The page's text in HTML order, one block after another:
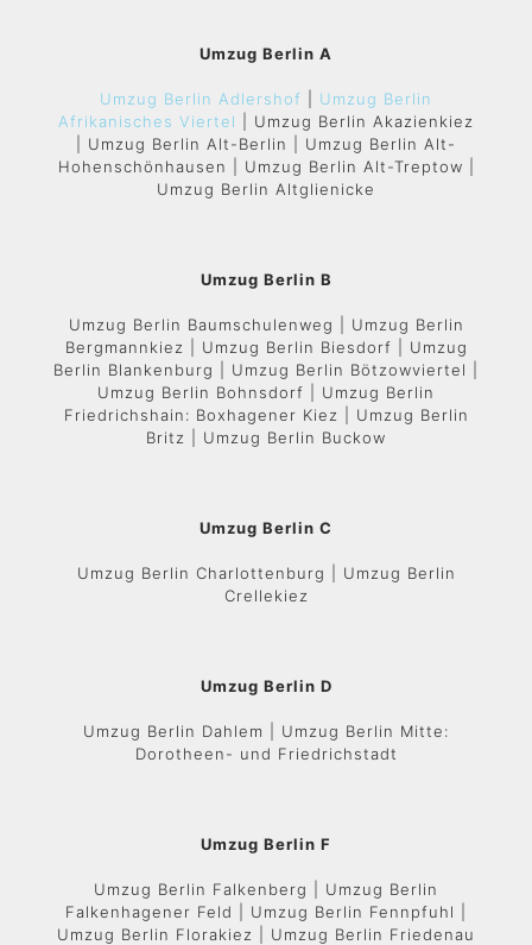
Umzug Berlin A
Umzug Berlin Adlershof
Umzug Berlin
Afrikanisches Viertel
| Umzug Berlin Akazienkiez
| Umzug Berlin Alt-Berlin | Umzug Berlin Alt-
Hohenschönhausen | Umzug Berlin Alt-Treptow |
Umzug Berlin Altglienicke
Umzug Berlin B
Umzug Berlin Baumschulenweg | Umzug Berlin
Bergmannkiez | Umzug Berlin Biesdorf | Umzug
Berlin Blankenburg | Umzug Berlin Bötzowviertel |
Umzug Berlin Bohnsdorf | Umzug Berlin
Friedrichshain: Boxhagener Kiez | Umzug Berlin
Britz | Umzug Berlin Buckow
Umzug Berlin C
Umzug Berlin Charlottenburg | Umzug Berlin
Crellekiez
Umzug Berlin D
Umzug Berlin Dahlem | Umzug Berlin Mitte:
Dorotheen- und Friedrichstadt
Umzug Berlin F
Umzug Berlin Falkenberg | Umzug Berlin
Falkenhagener Feld | Umzug Berlin Fennpfuhl |
Umzug Berlin Florakiez | Umzug Berlin Friedenau